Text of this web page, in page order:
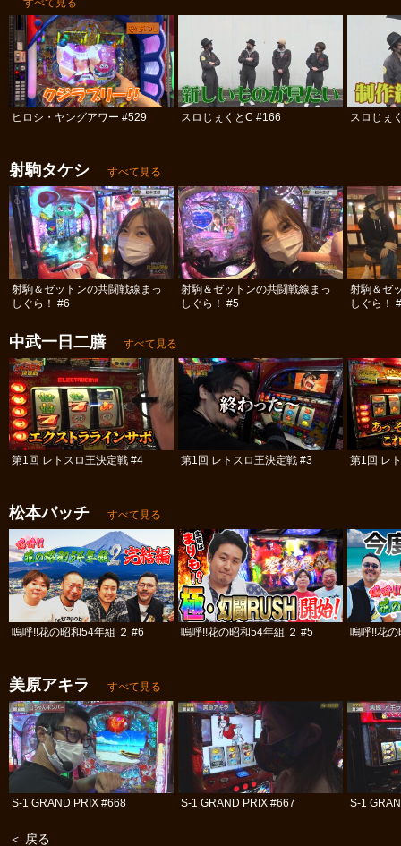
ヒロシ・ヤングアワー #529 スロじぇくとC #166 スロじぇ
射駒タケシ すべて見る
射駒＆ゼットンの共闘戦線まっ
しぐら！ #6
射駒＆ゼットンの共闘戦線まっ
しぐら！ #5
射駒＆ゼ
しぐら！
中武一日二膳 すべて見る
第1回 レトスロ王決定戦 #4 第1回 レトスロ王決定戦 #3 第1回 レ
松本バッチ すべて見る
嗚呼!!花の昭和54年組 ２ #6 嗚呼!!花の昭和54年組 ２ #5 嗚呼!!花
美原アキラ すべて見る
S-1 GRAND PRIX #668 S-1 GRAND PRIX #667 S-1
＜ 戻る